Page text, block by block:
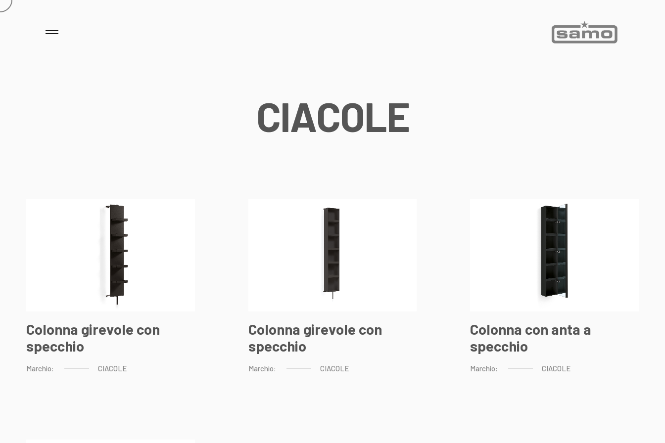
CIACOLE
Colonna girevole con
specchio
Marchio: CIACOLE
Colonna girevole con
specchio
Marchio: CIACOLE
Colonna con anta a
specchio
Marchio: CIACOLE